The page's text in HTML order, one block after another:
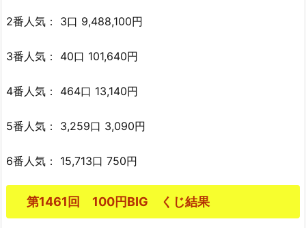
2番人気： 3口 9,488,100円
3番人気： 40口 101,640円
4番人気： 464口 13,140円
5番人気： 3,259口 3,090円
6番人気： 15,713口 750円
第1461回 100円BIG くじ結果